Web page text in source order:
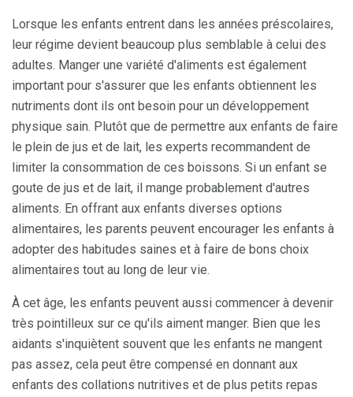
Lorsque les enfants entrent dans les années préscolaires,
leur régime devient beaucoup plus semblable à celui des
adultes. Manger une variété d'aliments est également
important pour s'assurer que les enfants obtiennent les
nutriments dont ils ont besoin pour un développement
physique sain. Plutôt que de permettre aux enfants de faire
le plein de jus et de lait, les experts recommandent de
limiter la consommation de ces boissons. Si un enfant se
goute de jus et de lait, il mange probablement d'autres
aliments. En offrant aux enfants diverses options
alimentaires, les parents peuvent encourager les enfants à
adopter des habitudes saines et à faire de bons choix
alimentaires tout au long de leur vie.
À cet âge, les enfants peuvent aussi commencer à devenir
très pointilleux sur ce qu'ils aiment manger. Bien que les
aidants s'inquiètent souvent que les enfants ne mangent
pas assez, cela peut être compensé en donnant aux
enfants des collations nutritives et de plus petits repas